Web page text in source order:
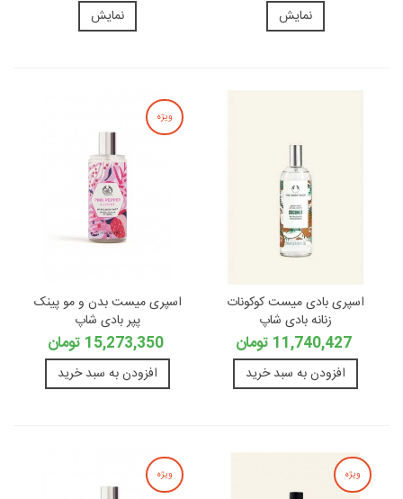
نمایش نمایش
اسپری بادی میست کوکونات
زنانه بادی شاپ
11,740,427 تومان
افزودن به سبد خرید
ویژه
اسپری میست بدن و مو پینک
پپر بادی شاپ
15,273,350 تومان
افزودن به سبد خرید
ویژه ویژه